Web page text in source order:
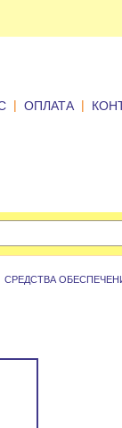
| ОПЛАТА |
СРЕДСТВА